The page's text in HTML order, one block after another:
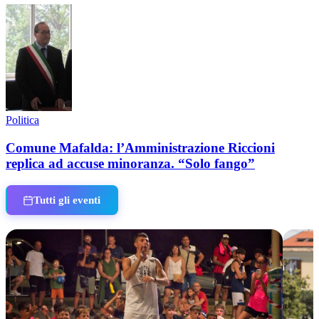
Politica
Comune Mafalda: l’Amministrazione Riccioni
replica ad accuse minoranza. “Solo fango”
Tutti gli eventi